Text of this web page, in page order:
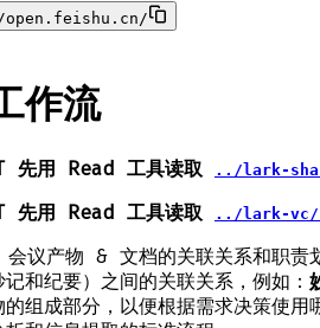
作流
先用 Read 工具读取 ../lark-
先用 Read 工具读取
../lark-vc/
议产物 & 文档的关联关系和职责
和纪要）之间的关联关系，例如：
组成部分，以便根据需求决策使用